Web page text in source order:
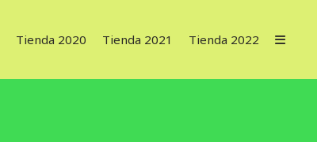
Tienda 2020 Tienda 2021 Tienda 2022